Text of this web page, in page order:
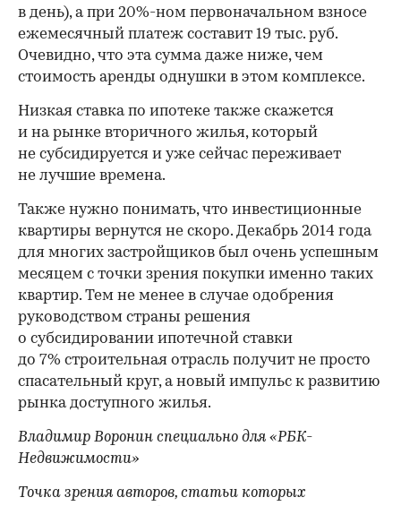
в день), а при 20%-ном первоначальном взносе
ежемесячный платеж составит 19 тыс. руб.
Очевидно, что эта сумма даже ниже, чем
стоимость аренды однушки в этом комплексе.
Низкая ставка по ипотеке также скажется
и на рынке вторичного жилья, который
не субсидируется и уже сейчас переживает
не лучшие времена.
Также нужно понимать, что инвестиционные
квартиры вернутся не скоро. Декабрь 2014 года
для многих застройщиков был очень успешным
месяцем с точки зрения покупки именно таких
квартир. Тем не менее в случае одобрения
руководством страны решения
о субсидировании ипотечной ставки
до 7% строительная отрасль получит не просто
спасательный круг, а новый импульс к развитию
рынка доступного жилья.
Владимир Воронин специально для «РБК-
Недвижимости»
Точка зрения авторов, статьи которых